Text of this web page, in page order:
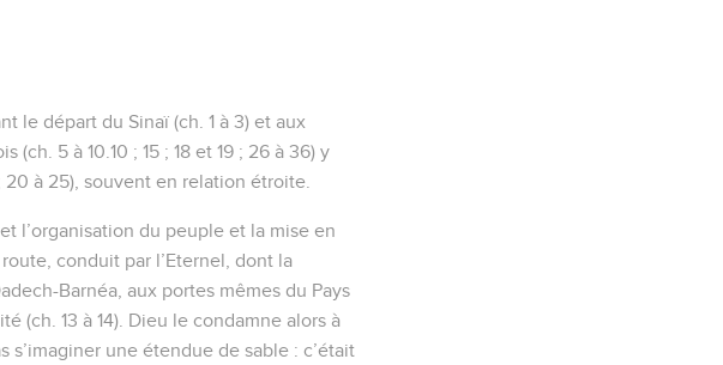
le départ du Sinaï (ch. 1 à 3) et aux
5 à 10.10 ; 15 ; 18 et 19 ; 26 à 36) y
20 à 25), souvent en relation étroite.
l’organisation du peuple et la mise en
conduit par l’Eternel, dont la
Barnéa, aux portes mêmes du Pays
(ch. 13 à 14). Dieu le condamne alors à
s’imaginer une étendue de sable : c’était